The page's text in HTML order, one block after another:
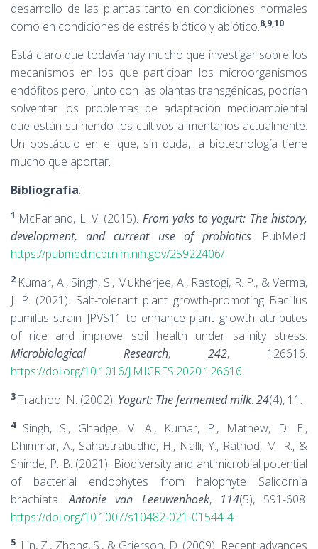
desarrollo de las plantas tanto en condiciones normales
como en condiciones de estrés biótico y abiótico.8,9,10
Está claro que todavía hay mucho que investigar sobre los
mecanismos en los que participan los microorganismos
endófitos pero, junto con las plantas transgénicas, podrían
solventar los problemas de adaptación medioambiental
que están sufriendo los cultivos alimentarios actualmente.
Un obstáculo en el que, sin duda, la biotecnología tiene
mucho que aportar.
Bibliografía:
1 McFarland, L. V. (2015). From yaks to yogurt: The history,
development, and current use of probiotics. PubMed.
https://pubmed.ncbi.nlm.nih.gov/25922406/
2 Kumar, A., Singh, S., Mukherjee, A., Rastogi, R. P., & Verma,
J. P. (2021). Salt-tolerant plant growth-promoting Bacillus
pumilus strain JPVS11 to enhance plant growth attributes
of rice and improve soil health under salinity stress.
Microbiological Research, 242, 126616.
https://doi.org/10.1016/J.MICRES.2020.126616
3Trachoo, N. (2002). Yogurt: The fermented milk. 24(4), 11.
4 Singh, S., Ghadge, V. A., Kumar, P., Mathew, D. E.,
Dhimmar, A., Sahastrabudhe, H., Nalli, Y., Rathod, M. R., &
Shinde, P. B. (2021). Biodiversity and antimicrobial potential
of bacterial endophytes from halophyte Salicornia
brachiata.Antonie van Leeuwenhoek, 114(5), 591-608.
https://doi.org/10.1007/s10482-021-01544-4
5 Lin, Z., Zhong, S., & Grierson, D. (2009). Recent advances